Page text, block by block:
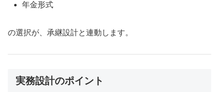
年金形式
の選択が、承継設計と連動します。
実務設計のポイント